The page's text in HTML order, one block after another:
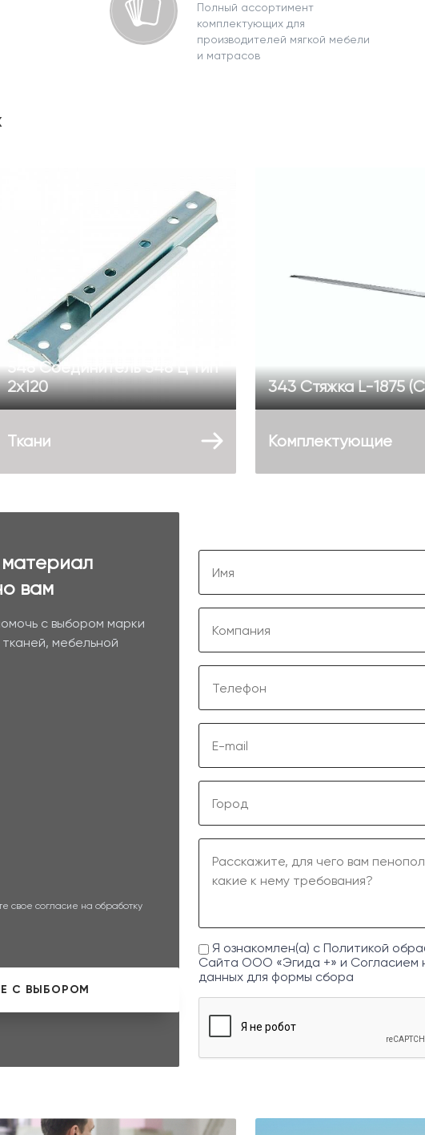
Полный ассортимент
комплектующих для
производителей мягкой мебели
и матрасов
548 Соединитель 548 Ц тип
2х120
343 Стяжка L-1875
Ткани Комплектующие
вам
с выбором марки
мебельной
свое согласие на обработку
Я ознакомлен(а) с Политикой
Сайта ООО «Эгида +» и Согласием
данных для формы сбора